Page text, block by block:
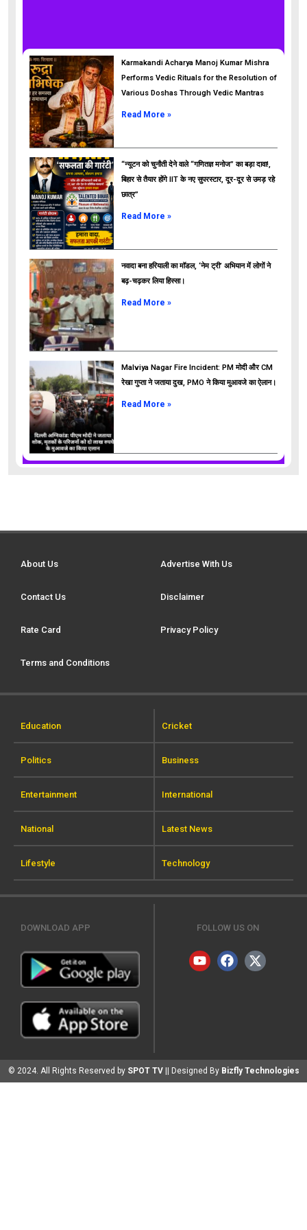
ads
Karmakandi Acharya Manoj Kumar Mishra
Performs Vedic Rituals for the Resolution of
Various Doshas Through Vedic Mantras
Read More »
“न्यूटन को चुनौती देने वाले “गणितज्ञ मनोज” का बड़ा दावा!,
बिहार से तैयार होंगे IIT के नए सुपरस्टार, दूर-दूर से उमड़ रहे
छात्र”
Read More »
नवादा बना हरियाली का मॉडल, ‘नेम ट्री’ अभियान में लोगों ने
बढ़-चढ़कर लिया हिस्सा।
Read More »
Malviya Nagar Fire Incident: PM मोदी और CM
रेखा गुप्ता ने जताया दुख, PMO ने किया मुआवजे का ऐलान।
Read More »
About Us Advertise With Us
Contact Us Disclaimer
Rate Card Privacy Policy
Terms and Conditions
Education Cricket
Politics Business
Entertainment International
National Latest News
Lifestyle Technology
DOWNLOAD APP FOLLOW US ON
© 2024. All Rights Reserved by SPOT TV || Designed By Bizfly Technologies